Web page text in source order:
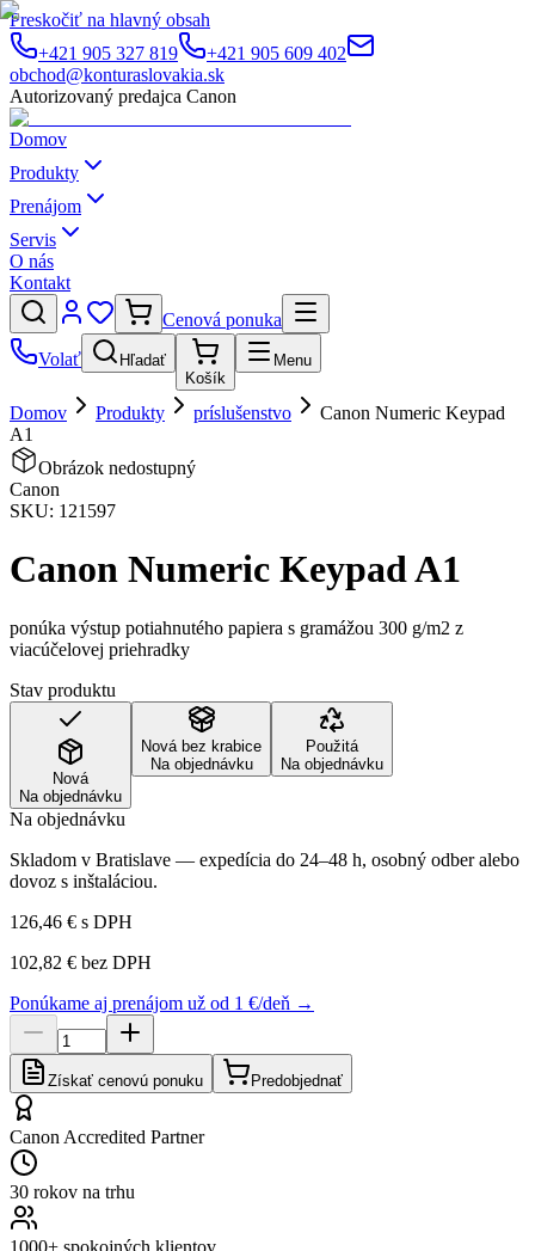
Preskočiť na hlavný obsah
+421 905 327 819
+421 905 609 402
obchod@konturaslovakia.sk
Autorizovaný predajca Canon
Domov
Produkty
Prenájom
Servis
O nás
Kontakt
Cenová ponuka
Volať
Hľadať
Košík
Menu
Domov Produkty príslušenstvo
Canon Numeric Keypad
A1
Obrázok nedostupný
Canon
SKU: 121597
Canon Numeric Keypad A1
ponúka výstup potiahnutého papiera s gramážou 300 g/m2 z
viacúčelovej priehradky
Stav produktu
Nová
Na objednávku
Nová bez krabice
Na objednávku
Použitá
Na objednávku
Na objednávku
Skladom v Bratislave — expedícia do 24–48 h, osobný odber alebo
dovoz s inštaláciou.
126,46 € s DPH
102,82 € bez DPH
Ponúkame aj prenájom už od 1 €/deň →
Získať cenovú ponuku Predobjednať
Canon Accredited Partner
30 rokov na trhu
1000+ spokojných klientov